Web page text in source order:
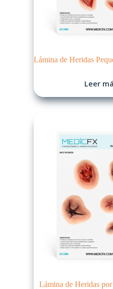
Lámina de Heridas
Leer
Lámina de Heridas